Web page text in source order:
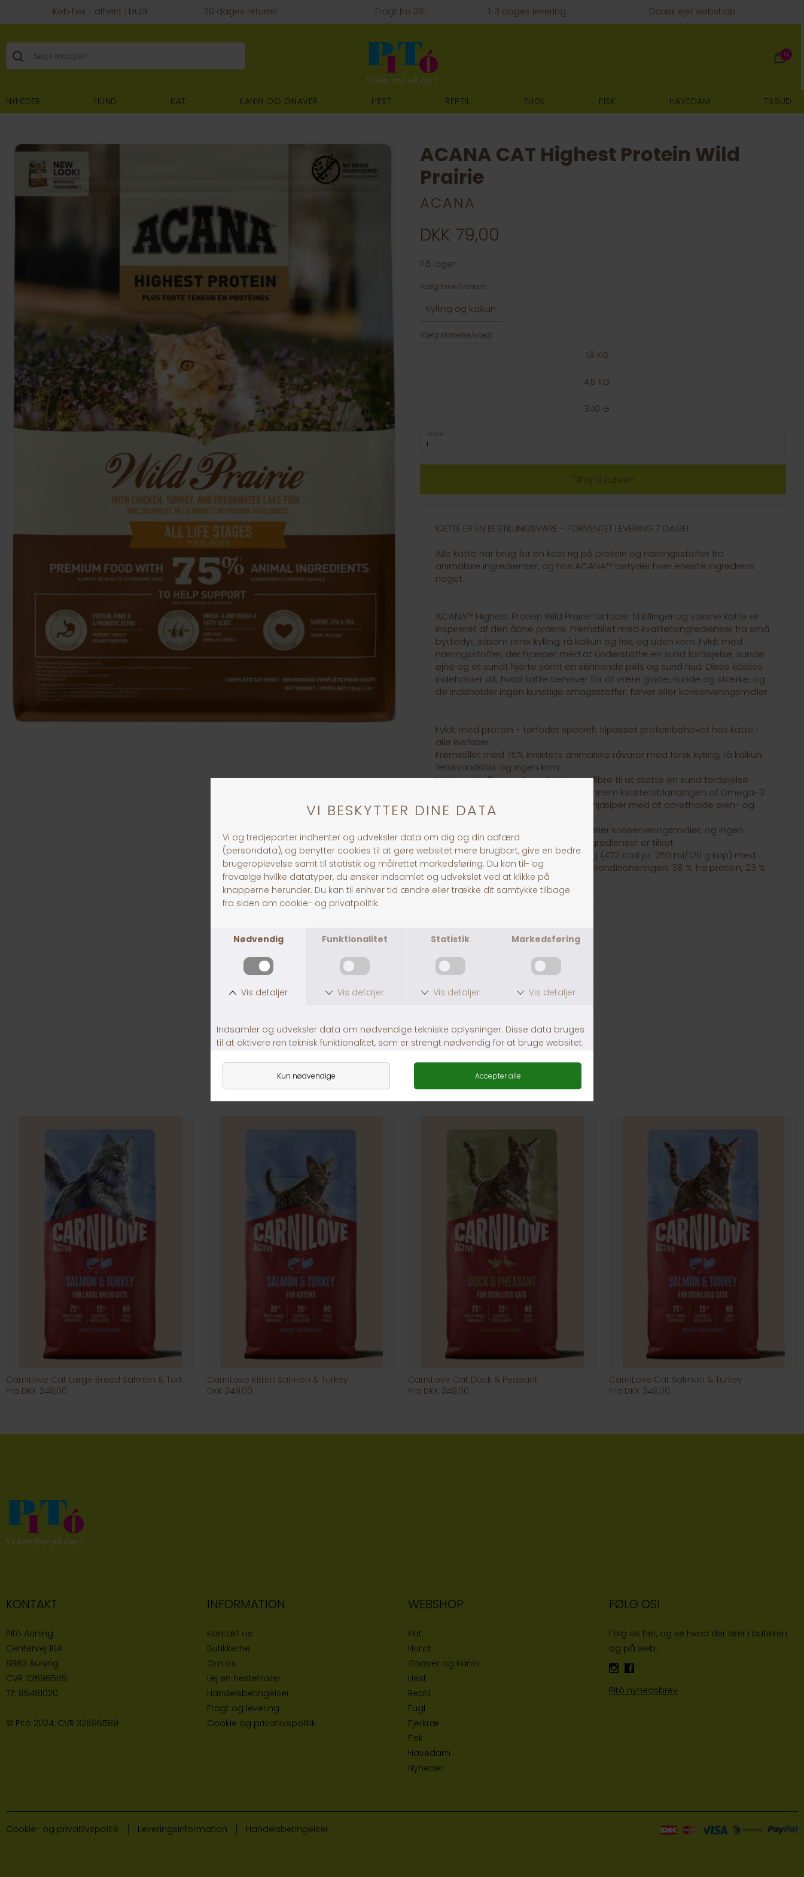
Køb her - afhent i butik 30 dages returret Fragt fra 39,- 1-3 dages levering Dansk ejet webshop
0
NYHEDER HUND KAT KANIN OG GNAVER HEST REPTIL FUGL FISK HAVEDAM TILBUD
ACANA CAT Highest Protein Wild
Prairie
ACANA
DKK 79,00
På lager
Vælg farve/variant:
Kylling og kalkun
Vælg størrelse/vægt:
1,8 KG
4,5 KG
340 G
Antal
!DETTE ER EN BESTILLINGSVARE - FORVENTET LEVERING 7 DAGE!
Alle katte har brug for en kost rig på protein og næringsstoffer fra
animalske ingredienser, og hos ACANA™ betyder hver eneste ingrediens
noget.
ACANA™ Highest Protein Wild Prairie tørfoder til killinger og voksne katte er
inspireret af den åbne prærie. Fremstillet med kvalitetsingredienser fra små
byttedyr, såsom fersk kylling, rå kalkun og fisk, og uden korn. Fyldt med
næringsstoffer, der hjælper med at understøtte en sund fordøjelse, sunde
øjne og et sundt hjerte samt en skinnende pels og sund hud. Disse kibbles
indeholder alt, hvad katte behøver for at være glade, sunde og stærke, og
de indeholder ingen kunstige smagsstoffer, farver eller konserveringsmidler.
Fyldt med protein - tørfoder specielt tilpasset proteinbehovet hos katte i
alle livsfaser
Fremstillet med 75% kvalitets animalske råvarer med fersk kylling, rå kalkun,
ferskvandsfisk og ingen korn
Næringsstoffer med præbiotika og fibre til at støtte en sund fordøjelse
Hud- og pelssundheden støttes gennem kvalitetsblandingen af Omega-3
& Omega-6, mens turin, EPA & DHA hjælper med at opretholde øjen- og
hjertesundhed
Ingen kunstige smagsstoffer, farve eller konserveringsmidler, og ingen
soja-, majs-, tapioka- eller hvedeingredienser er tilsat
METABOLISERBAR ENERGI: 3930 kcal/kg (472 kcal pr. 250 ml/120 g kop) med
kalorier fordelt til at understøtte topkonditioneringen: 38 % fra protein, 23 %
fra kulhydrater og 39 % fra fedt.
Fragt fra 39,-
1-3 dages levering
ANDRE KØBTE OGSÅ
CarniLove Cat Large Breed Salmon & Turkey
Fra DKK 249,00
CarniLove Kitten Salmon & Turkey
DKK 249,00
CarniLove Cat Duck & Peasant
Fra DKK 249,00
CarniLove Cat Salmon & Turkey
Fra DKK 249,00
KONTAKT
Pitó Auning
Centervej 10A
8963 Auning
CVR 32696589
Tlf: 86481020
© Pitó 2024, CVR 32696589
INFORMATION
Kontakt os
Butikkerne
Om os
Lej en hestetrailer
Handelsbetingelser
Fragt og levering
Cookie og privatlivspolitik
WEBSHOP
Kat
Hund
Gnaver og kanin
Hest
Reptil
Fugl
Fjerkræ
Fisk
Havedam
Nyheder
FØLG OS!
Følg os her, og se hvad der sker i butikken
og på web:
Pitó nyhedsbrev
Cookie- og privatlivspolitik Leveringsinformation Handelsbetingelser